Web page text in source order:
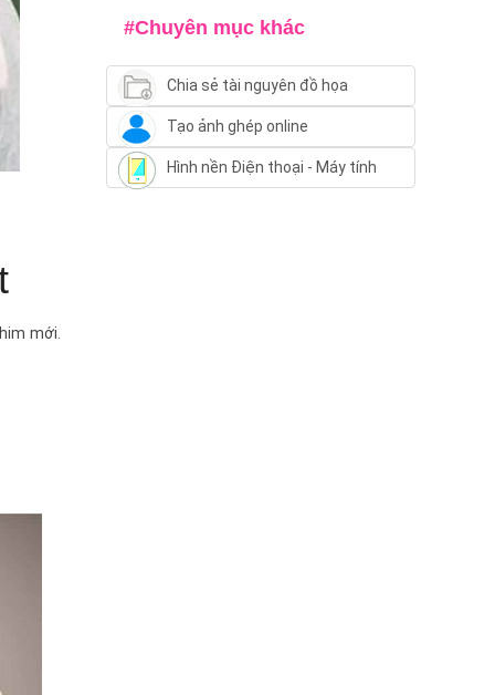
mới.
#Chuyên mục khác
Chia sẻ tài nguyên đồ họa
Tạo ảnh ghép online
Hình nền Điện thoại - Máy tính